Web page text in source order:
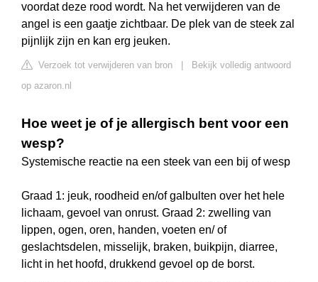
voordat deze rood wordt. Na het verwijderen van de
angel is een gaatje zichtbaar. De plek van de steek zal
pijnlijk zijn en kan erg jeuken.
Verzoek tot verwijderen van bron
Bekijk volledig antwoord
op azaron.nl
Hoe weet je of je allergisch bent voor een
wesp?
Systemische reactie na een steek van een bij of wesp
Graad 1: jeuk, roodheid en/of galbulten over het hele
lichaam, gevoel van onrust. Graad 2: zwelling van
lippen, ogen, oren, handen, voeten en/ of
geslachtsdelen, misselijk, braken, buikpijn, diarree,
licht in het hoofd, drukkend gevoel op de borst.